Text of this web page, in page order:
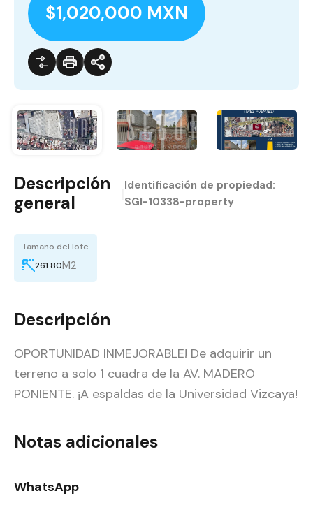
$1,020,000 MXN
Descripción
general
Identificación de propiedad:
SGI-10338-property
Tamaño del lote
261.80M2
Descripción
OPORTUNIDAD INMEJORABLE! De adquirir un
terreno a solo 1 cuadra de la AV. MADERO
PONIENTE. ¡A espaldas de la Universidad Vizcaya!
Notas adicionales
WhatsApp